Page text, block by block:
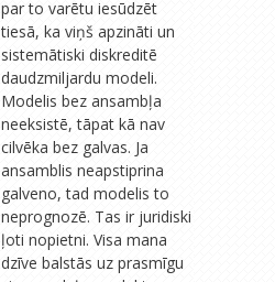
par to varētu iesūdzēt
tiesā, ka viņš apzināti un
sistemātiski diskreditē
daudzmiljardu modeli.
Modelis bez ansambļa
neeksistē, tāpat kā nav
cilvēka bez galvas. Ja
ansamblis neapstiprina
galveno, tad modelis to
neprognozē. Tas ir juridiski
ļoti nopietni. Visa mana
dzīve balstās uz prasmīgu